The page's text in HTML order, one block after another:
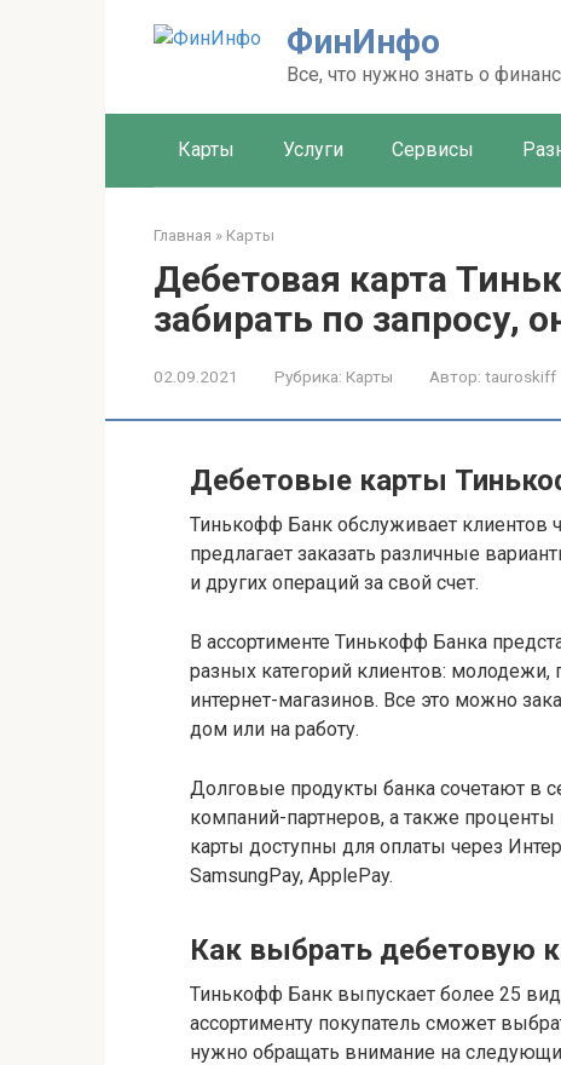
ФинИнфо
Все, что нужно знать о
Карты Услуги Сервисы
Главная » Карты
Дебетовая карта
забирать по запросу,
02.09.2021 Рубрика: Карты Автор: tauroskiff
Дебетовые карты
Тинькофф Банк обслуживает клиентов
предлагает заказать различные
и других операций за свой счет.
В ассортименте Тинькофф Банка
разных категорий клиентов: молодежи,
интернет-магазинов. Все это можно
дом или на работу.
Долговые продукты банка сочетают в
компаний-партнеров, а также проценты
карты доступны для оплаты через
SamsungPay, ApplePay.
Как выбрать дебетовую
Тинькофф Банк выпускает более 25
ассортименту покупатель сможет
нужно обращать внимание на